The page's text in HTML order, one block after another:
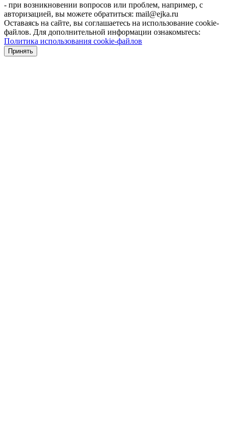
- при возникновении вопросов или проблем, например, с
авторизацией, вы можете обратиться: mail@ejka.ru
Оставаясь на сайте, вы соглашаетесь на использование cookie-
файлов. Для дополнительной информации ознакомьтесь:
Политика использования cookie-файлов
Принять